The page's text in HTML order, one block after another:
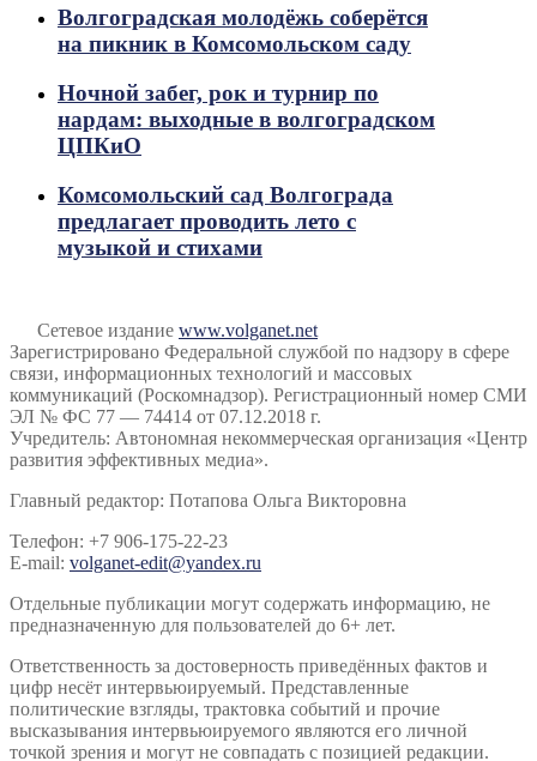
Волгоградская молодёжь соберётся
на пикник в Комсомольском саду
Ночной забег, рок и турнир по
нардам: выходные в волгоградском
ЦПКиО
Комсомольский сад Волгограда
предлагает проводить лето с
музыкой и стихами
Сетевое издание www.volganet.net
Зарегистрировано Федеральной службой по надзору в сфере
связи, информационных технологий и массовых
коммуникаций (Роскомнадзор). Регистрационный номер СМИ
ЭЛ № ФС 77 — 74414 от 07.12.2018 г.
Учредитель: Автономная некоммерческая организация «Центр
развития эффективных медиа».
Главный редактор: Потапова Ольга Викторовна
Телефон: +7 906-175-22-23
E-mail: volganet-edit@yandex.ru
Отдельные публикации могут содержать информацию, не
предназначенную для пользователей до 6+ лет.
Ответственность за достоверность приведённых фактов и
цифр несёт интервьюируемый. Представленные
политические взгляды, трактовка событий и прочие
высказывания интервьюируемого являются его личной
точкой зрения и могут не совпадать с позицией редакции.